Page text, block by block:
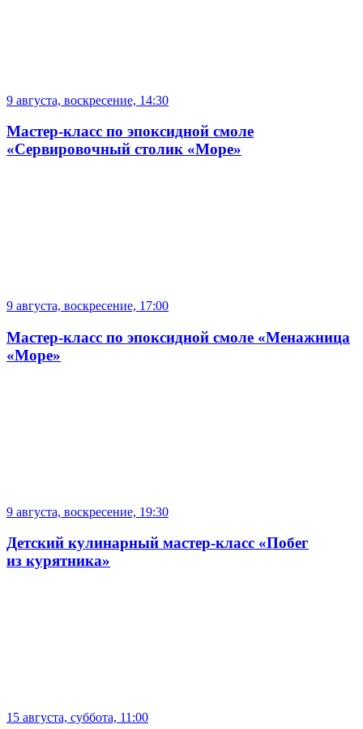
9 августа, воскресение, 14:30
Мастер-класс по эпоксидной смоле
«Сервировочный столик «Море»
9 августа, воскресение, 17:00
Мастер-класс по эпоксидной смоле «Менажница
«Море»
9 августа, воскресение, 19:30
Детский кулинарный мастер-класс «Побег
из курятника»
15 августа, суббота, 11:00